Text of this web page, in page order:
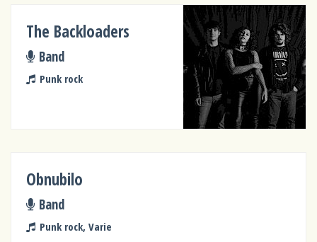
The Backloaders
Band
Punk rock
Obnubilo
Band
Punk rock, Varie